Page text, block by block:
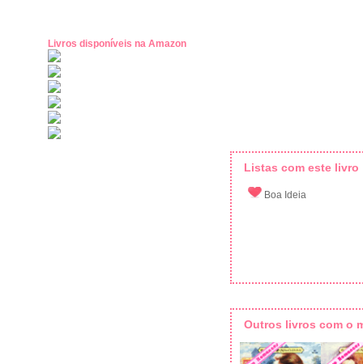
Livros disponíveis na Amazon
Listas com este livro
Boa Ideia
Outros livros com o